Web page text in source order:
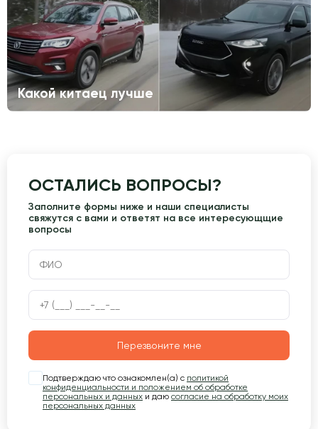
Какой китаец лучше
ОСТАЛИСЬ ВОПРОСЫ?
Заполните формы ниже и наши специалисты
свяжутся с вами и ответят на все интересующщие
вопросы
Перезвоните мне
Подтверждаю что ознакомлен(а) с политикой
конфиденциальности и положением об обработке
персональных и данных и даю согласие на обработку моих
персональных данных